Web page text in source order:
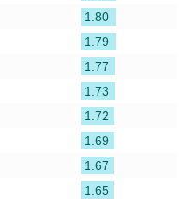
1.80
1.79
1.77
1.73
1.72
1.69
1.67
1.65